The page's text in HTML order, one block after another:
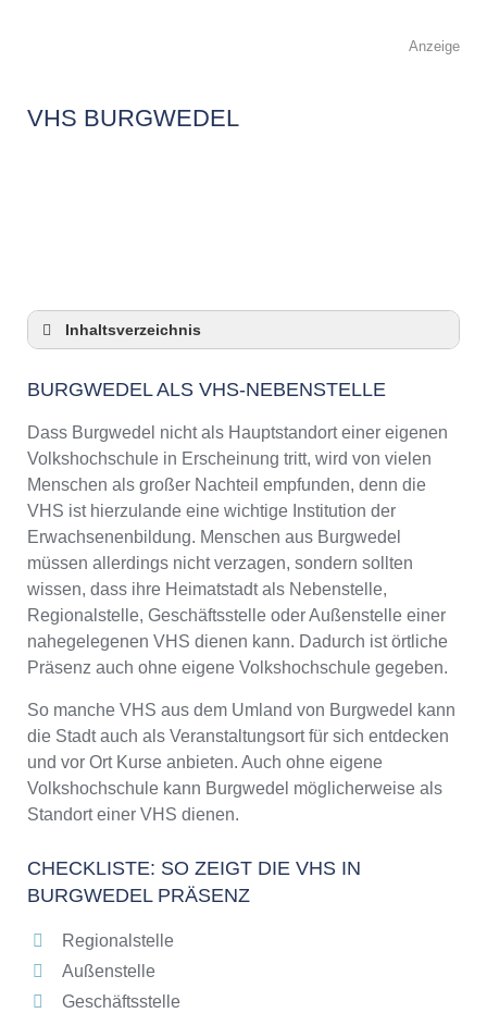
Anzeige
VHS BURGWEDEL
Inhaltsverzeichnis
Checkliste: So zeigt die VHS in Burgwedel
3 Tipps für Interessierte aus Burgwedel an
VHS-Kursen
VHS Burgwedel Kurse und Umgebung
VHS Burgwedel – Öffnungszeiten und
Telefonnummer
Online-Kurse – Alternative Angebote zu einem
Kurs an der VHS
Top-Kurse an der Abendschule Burgwedel
Weiterbildung in Burgwedel
BURGWEDEL ALS VHS-NEBENSTELLE
Dass Burgwedel nicht als Hauptstandort einer eigenen
Volkshochschule in Erscheinung tritt, wird von vielen
Menschen als großer Nachteil empfunden, denn die
VHS ist hierzulande eine wichtige Institution der
Erwachsenenbildung. Menschen aus Burgwedel
müssen allerdings nicht verzagen, sondern sollten
wissen, dass ihre Heimatstadt als Nebenstelle,
Regionalstelle, Geschäftsstelle oder Außenstelle einer
nahegelegenen VHS dienen kann. Dadurch ist örtliche
Präsenz auch ohne eigene Volkshochschule gegeben.
So manche VHS aus dem Umland von Burgwedel kann
die Stadt auch als Veranstaltungsort für sich entdecken
und vor Ort Kurse anbieten. Auch ohne eigene
Volkshochschule kann Burgwedel möglicherweise als
Standort einer VHS dienen.
CHECKLISTE: SO ZEIGT DIE VHS IN
BURGWEDEL PRÄSENZ
Regionalstelle
Außenstelle
Geschäftsstelle